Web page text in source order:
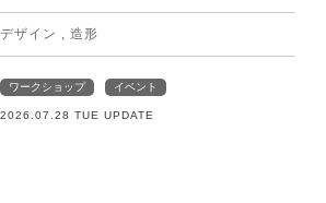
デザイン , 造形
ワークショップ イベント
2026.07.28 TUE UPDATE